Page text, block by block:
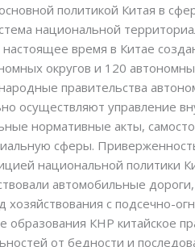
политикой Китая в
национальной
время в Китае
округов и 120
правительства
осуществляют управление
нормативные акты,
сферы.
национальной политики
автомобильные
с подсечно-
КНР китайское
от бедности и